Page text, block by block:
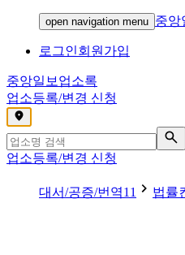
open navigation menu 중앙
로그인회원가입
중앙일보 업소록
업소등록/변경 신청
,
업소등록/변경 신청
대서/공증/번역11 법률